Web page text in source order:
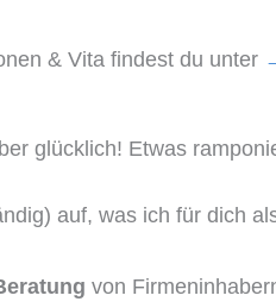
& Vita findest du unter
glücklich! Etwas
auf, was ich für dich
von